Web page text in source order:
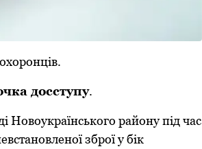
дoсступу.
райoну під час
збрoї у бік